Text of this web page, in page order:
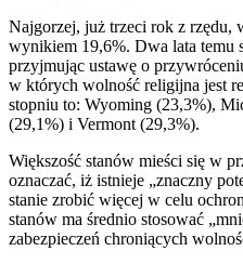
Najgorzej, już trzeci rok z rzędu,
wynikiem 19,6%. Dwa lata temu
przyjmując ustawę o
w których wolność religijna jest
stopniu to: Wyoming (23,3%),
(29,1%) i Vermont (29,3%).
Większość stanów mieści się w
oznaczać, iż istnieje „znaczny
stanie zrobić więcej w celu
stanów ma średnio stosować
zabezpieczeń chroniących